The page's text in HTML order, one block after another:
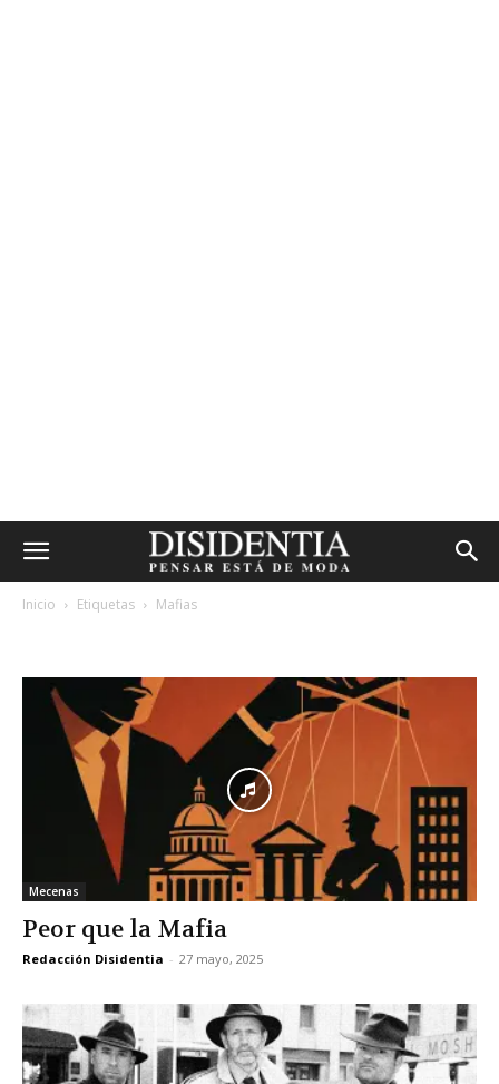
Inicio Etiquetas Mafias
Mecenas
Peor que la Mafia
Redacción Disidentia - 27 mayo, 2025